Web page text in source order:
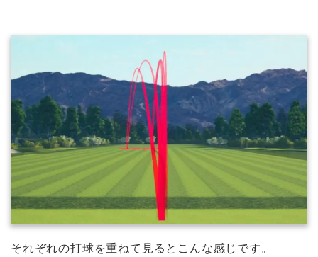
それぞれの打球を重ねて見るとこんな感じです。